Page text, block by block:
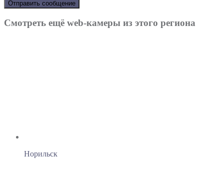
Отправить сообщение
Смотреть ещё web-камеры из этого региона
Норильск